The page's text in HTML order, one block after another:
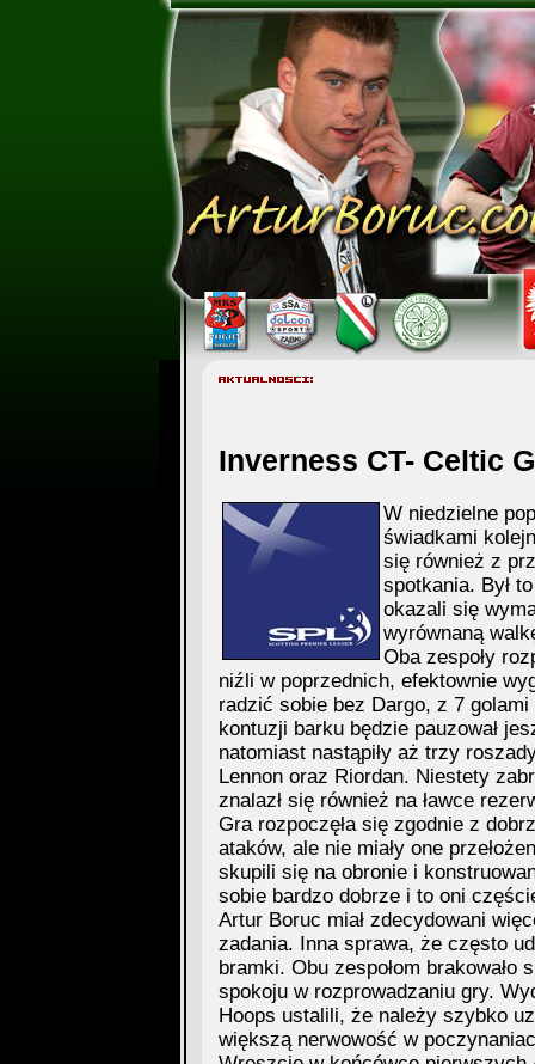
Inverness CT- Celtic
W niedzielne
świadkami
się również z
spotkania. Był
okazali się
wyrównaną
Oba zespoły
niźli w poprzednich, efektownie
radzić sobie bez Dargo, z 7
kontuzji barku będzie pauzował
natomiast nastąpiły aż trzy
Lennon oraz Riordan. Niestety
znalazł się również na ławce
Gra rozpoczęła się zgodnie z
ataków, ale nie miały one
skupili się na obronie i
sobie bardzo dobrze i to oni
Artur Boruc miał zdecydowani
zadania. Inna sprawa, że często
bramki. Obu zespołom brakowało
spokoju w rozprowadzaniu gry.
Hoops ustalili, że należy szybko
większą nerwowość w